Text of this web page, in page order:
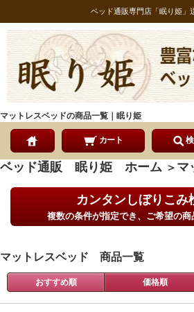
ベッド通販専門店「眠り姫」
マットレスベッドの商品一覧｜眠り姫
カート
ベッド通販 眠り姫 ホーム ＞ マ
カンタンしぼりこみ
複数の条件が指定でき、ご希望の
マットレスベッド 商品一覧
おすすめ順 価格順